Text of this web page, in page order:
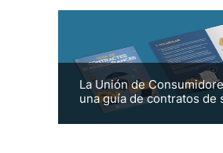
La Unión de
una guía de contratos de